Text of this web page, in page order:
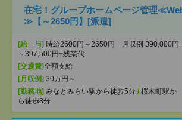
在宅！グループホームページ管理
≫【～2650円】[派遣]
[給 与] 時給2600円～2650円 月収例 390,000円
～397,500円+残業代
[交通費]全額支給
[月収例] 30万円～
[勤務地] みなとみらい駅から徒歩5分 / 桜木町駅か
ら徒歩8分